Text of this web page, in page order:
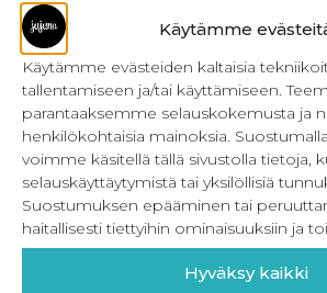
Käytämme
Käytämme evästeiden kaltaisia
tallentamiseen ja/tai käyttämiseen.
parantaaksemme selauskokemusta ja
henkilökohtaisia mainoksia.
voimme käsitellä tällä sivustolla tietoja,
selauskäyttäytymistä tai yksilöllisiä
Suostumuksen epääminen tai
haitallisesti tiettyihin ominaisuuksiin ja
Hyväksy kaikki
Schmetz EL x neula
6,90€ Sis. ALV
Valitse